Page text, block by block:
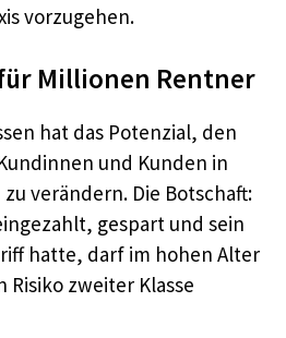
vorzugehen.
Millionen Rentner
hat das Potenzial, den
und Kunden in
verändern. Die Botschaft:
gespart und sein
hatte, darf im hohen Alter
zweiter Klasse